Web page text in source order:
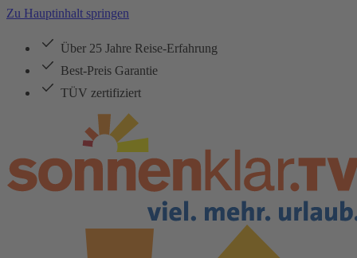
Zu Hauptinhalt springen
Über 25 Jahre Reise-Erfahrung
Best-Preis Garantie
TÜV zertifiziert